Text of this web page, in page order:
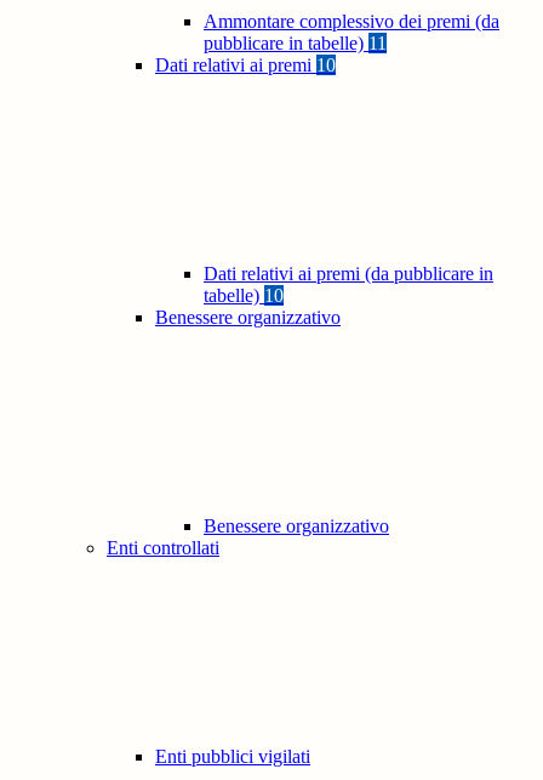
Ammontare complessivo dei premi (da
pubblicare in tabelle) 11
Dati relativi ai premi 10
Dati relativi ai premi (da pubblicare in
tabelle) 10
Benessere organizzativo
Benessere organizzativo
Enti controllati
Enti pubblici vigilati